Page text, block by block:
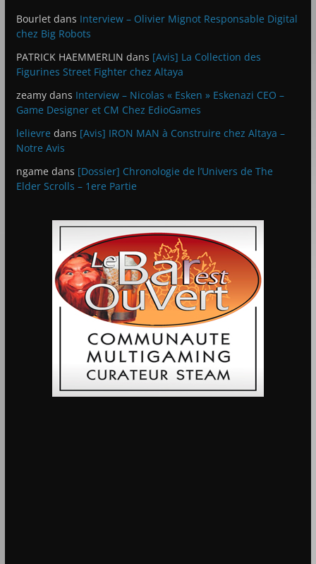
Bourletdans Interview – Olivier Mignot Responsable Digital
chez Big Robots
PATRICK HAEMMERLIN dans [Avis] La Collection des
Figurines Street Fighter chez Altaya
zeamydans Interview – Nicolas « Esken » Eskenazi CEO –
Game Designer et CM Chez EdioGames
lelievre dans [Avis] IRON MAN à Construire chez Altaya –
Notre Avis
ngame dans [Dossier] Chronologie de l’Univers de The
Elder Scrolls – 1ere Partie